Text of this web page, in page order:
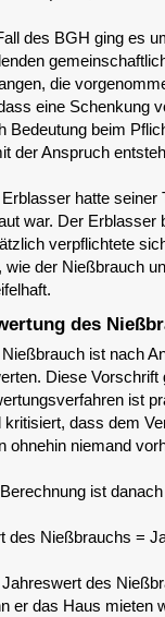
des BGH ging es
die
eine Schenkung
Bedeutung beim
der Anspruch
hatte seiner
war. Der
verpflichtete
wie der Nießbrauch
des
ist nach
Diese Vorschrift
ist
kritisiert, dass dem
ohnehin niemand
ist
des Nießbrauchs =
des
er das Haus mieten